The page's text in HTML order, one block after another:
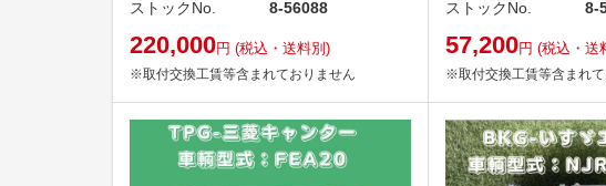
ストックNo.
8-56088
220,000円 (税込・送料別)
※取付交換工賃等含まれておりません
ストックNo.
8-
57,200円 (税込・送
※取付交換工賃等含まれ